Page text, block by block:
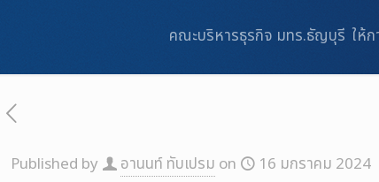
คณะบริหารธุรกิจ มทร.ธัญบุรี ให้ก
Published by อานนท์ ทับเปรม on 16 มกราคม 2024